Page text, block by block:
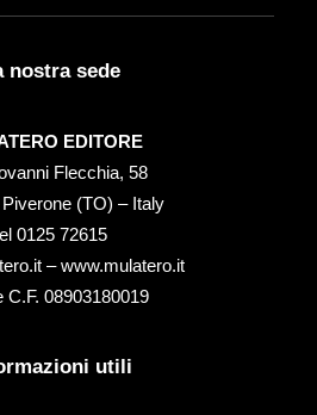
nostra sede
EDITORE
Flecchia, 58
(TO) – Italy
‭0125 72615‬
–www.mulatero.it
C.F. 08903180019
utili